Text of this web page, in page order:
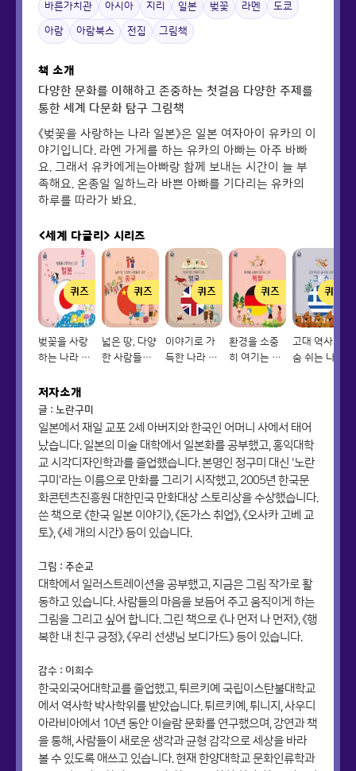
바른가치관 아시아 지리 일본 벚꽃 라멘 도쿄
아람 아람북스 전집 그림책
책 소개
다양한 문화를 이해하고 존중하는 첫걸음 다양한 주제를
통한 세계 다문화 탐구 그림책
《벚꽃을 사랑하는 나라 일본》은 일본 여자아이 유카의 이
야기입니다. 라멘 가게를 하는 유카의 아빠는 아주 바빠
요. 그래서 유카에게는아빠랑 함께 보내는 시간이 늘 부
족해요. 온종일 일하느라 바쁜 아빠를 기다리는 유카의
하루를 따라가 봐요.
<세계 다글리> 시리즈
퀴즈
벚꽃을 사랑
하는 나라 일
퀴즈
넓은 땅, 다양
한 사람들의
퀴즈
이야기로 가
득한 나라 영
퀴즈
환경을 소중
히 여기는 나
퀴즈
고대 역사가
숨 쉬는 나라
저자소개
글 : 노란구미
일본에서 재일 교포 2세 아버지와 한국인 어머니 사에서 태어
났습니다. 일본의 미술 대학에서 일본화를 공부했고, 홍익대학
교 시각디자인학과를 졸업했습니다. 본명인 정구미 대신 '노란
구미'라는 이름으로 만화를 그리기 시작했고, 2005년 한국문
화콘텐츠진흥원 대한민국 만화대상 스토리상을 수상했습니다.
쓴 책으로 《한국 일본 이야기》, 《돈가스 취업》, 《오사카 고베 교
토》, 《세 개의 시간》 등이 있습니다.
그림 : 주순교
대학에서 일러스트레이션을 공부했고, 지금은 그림 작가로 활
동하고 있습니다. 사람들의 마음을 보듬어 주고 움직이게 하는
그림을 그리고 싶어 합니다. 그린 책으로 《나 먼저 나 먼저》, 《행
복한 내 친구 긍정》, 《우리 선생님 보디가드》 등이 있습니다.
감수 : 이희수
한국외국어대학교를 졸업했고, 튀르키예 국립이스탄불대학교
에서 역사학 박사학위를 받았습니다. 튀르키예, 튀니지, 사우디
아라비아에서 10년 동안 이슬람 문화를 연구했으며, 강연과 책
을 통해, 사람들이 새로운 생각과 균형 감각으로 세상을 바라
볼 수 있도록 애쓰고 있습니다. 현재 한양대학교 문화인류학과